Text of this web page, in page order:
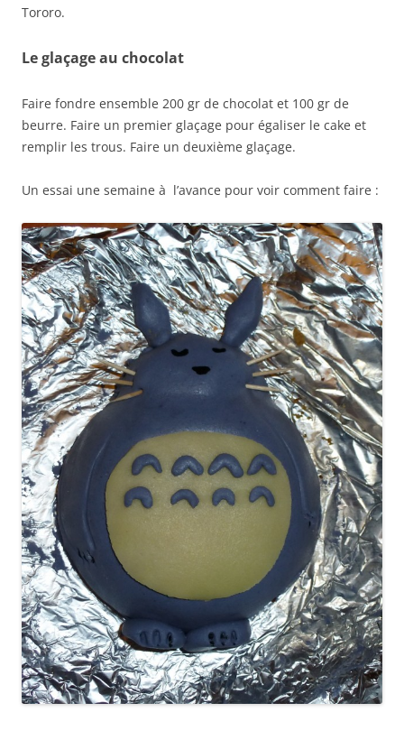
Tororo.
Le glaçage au chocolat
Faire fondre ensemble 200 gr de chocolat et 100 gr de
beurre. Faire un premier glaçage pour égaliser le cake et
remplir les trous. Faire un deuxième glaçage.
Un essai une semaine à l’avance pour voir comment faire :